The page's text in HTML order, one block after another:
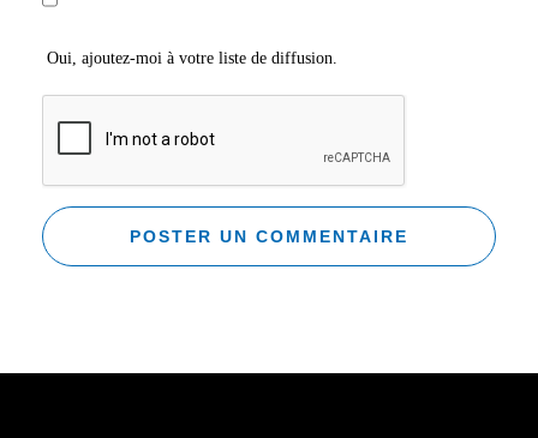
Oui, ajoutez-moi à votre liste de diffusion.